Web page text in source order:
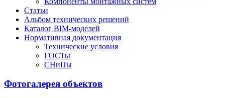
Статьи
Альбом технических решений
Каталог BIM-моделей
Нормативная документация
Технические условия
ГОСТы
СНиПы
Фотогалерея объектов